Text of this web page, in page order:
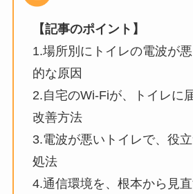
【記事のポイント】
1.場所別にトイレの電波が
的な原因
2.自宅のWi-Fiが、トイレに
改善方法
3.電波が悪いトイレで、役
処法
4.通信環境を、根本から見